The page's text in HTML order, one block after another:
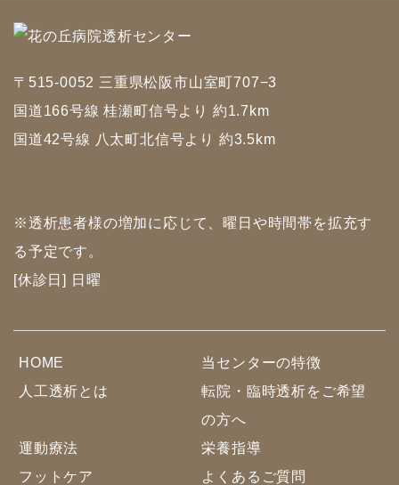
〒515-0052 三重県松阪市山室町707−3
国道166号線 桂瀬町信号より 約1.7km
国道42号線 八太町北信号より 約3.5km
※透析患者様の増加に応じて、曜日や時間帯を拡充す
る予定です。
[休診日] 日曜
HOME
当センターの特徴
人工透析とは
転院・臨時透析をご希望
の方へ
運動療法
栄養指導
フットケア
よくあるご質問